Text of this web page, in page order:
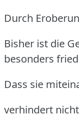
Durch
Bisher ist die
besonders
Dass sie
verhindert